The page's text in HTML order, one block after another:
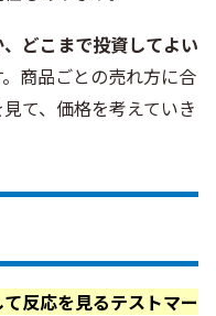
どこまで投資してよい
商品ごとの売れ方に合
て、価格を考えていき
反応を見るテストマー